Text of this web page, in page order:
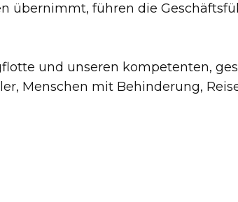
übernimmt, führen die
und unseren kompetenten,
Menschen mit Behinderung,